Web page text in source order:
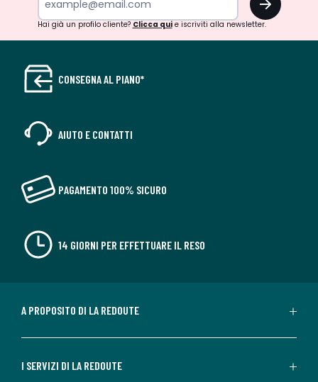
Hai già un profilo cliente? Clicca quie iscriviti alla newsletter.
CONSEGNA AL PIANO*
AIUTO E CONTATTI
PAGAMENTO 100% SICURO
14 GIORNI PER EFFETTUARE IL RESO
A PROPOSITO DI LA REDOUTE
I SERVIZI DI LA REDOUTE